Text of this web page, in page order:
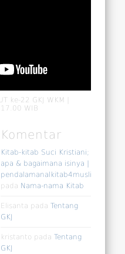
ke-22 GKJ WKM |
WIB
Komentar
Kitab-kitab Suci Kristiani;
apa & bagaimana isinya |
pendalamanalkitab4muslim
pada Nama-nama Kitab
Elisanta padaTentang
GKJ
kristanto padaTentang
GKJ